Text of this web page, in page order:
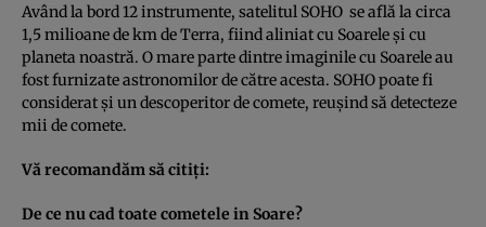
Având la bord 12 instrumente, satelitul SOHO se află la circa
1,5 milioane de km de Terra, fiind aliniat cu Soarele şi cu
planeta noastră. O mare parte dintre imaginile cu Soarele au
fost furnizate astronomilor de către acesta. SOHO poate fi
considerat şi un descoperitor de comete, reuşind să detecteze
mii de comete.
Vă recomandăm să citiţi:
De ce nu cad toate cometele in Soare?